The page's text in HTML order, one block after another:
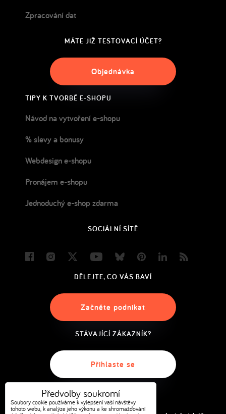
Zpracování dat
MÁTE JIŽ TESTOVACÍ ÚČET?
Objednávka
TIPY K TVORBĚ E-SHOPU
Návod na vytvoření e-shopu
% slevy a bonusy
Webdesign e-shopu
Pronájem e-shopu
Jednoduchý e-shop zdarma
SOCIÁLNÍ SÍTĚ
FacebookInstagram
Twitter YoutubeBlueskyPinterestLinkedIn
DĚLEJTE, CO VÁS BAVÍ
Začněte podnikat
STÁVAJÍCÍ ZÁKAZNÍK?
Přihlaste se
Předvolby soukromí
Soubory cookie používáme k vylepšení vaší návštěvy
tohoto webu, k analýze jeho výkonu a ke shromažďování